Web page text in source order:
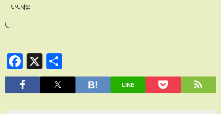
いいね:
Facebook
X
有
LINE